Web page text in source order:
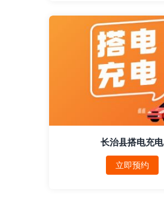
长治县搭电充电
立即预约